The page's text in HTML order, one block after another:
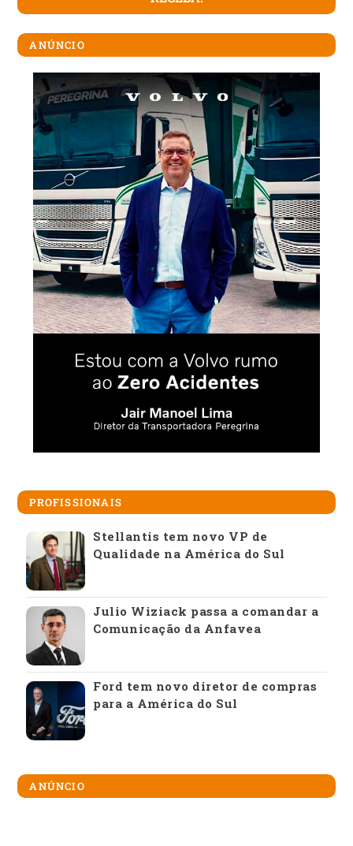
ANÚNCIO
PROFISSIONAIS
Stellantis tem novo VP de
Qualidade na América do Sul
Julio Wiziack passa a comandar a
Comunicação da Anfavea
Ford tem novo diretor de compras
para a América do Sul
ANÚNCIO